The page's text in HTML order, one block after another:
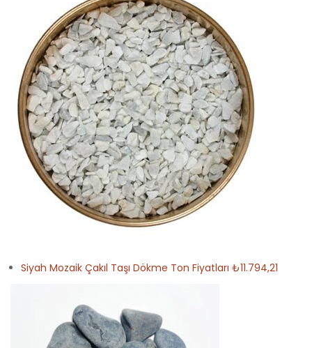
Siyah Mozaik Çakıl Taşı Dökme Ton Fiyatları ₺11.794,21